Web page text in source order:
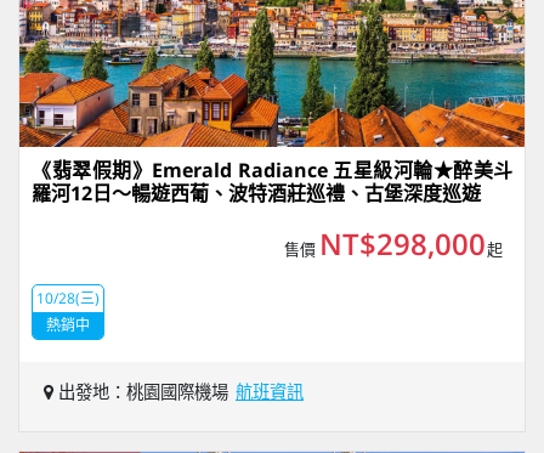
《翡翠假期》Emerald Radiance 五星級河輪★醉美斗
羅河12日～暢遊西葡、波特酒莊巡禮、古堡深度巡遊
售價 NT$298,000起
10/28(三)
熱銷中
出發地：桃園國際機場 航班資訊